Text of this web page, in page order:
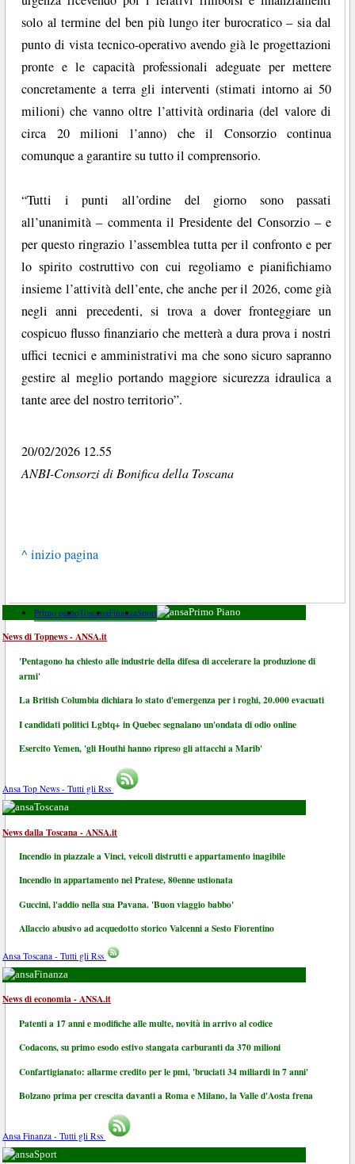
solo al termine del ben più lungo iter burocratico – sia dal
punto di vista tecnico-operativo avendo già le progettazioni
pronte e le capacità professionali adeguate per mettere
concretamente a terra gli interventi (stimati intorno ai 50
milioni) che vanno oltre l’attività ordinaria (del valore di
circa 20 milioni l’anno) che il Consorzio continua
comunque a garantire su tutto il comprensorio.
“Tutti i punti all’ordine del giorno sono passati
all’unanimità – commenta il Presidente del Consorzio – e
per questo ringrazio l’assemblea tutta per il confronto e per
lo spirito costruttivo con cui regoliamo e pianifichiamo
insieme l’attività dell’ente, che anche per il 2026, come già
negli anni precedenti, si trova a dover fronteggiare un
cospicuo flusso finanziario che metterà a dura prova i nostri
uffici tecnici e amministrativi ma che sono sicuro sapranno
gestire al meglio portando maggiore sicurezza idraulica a
tante aree del nostro territorio”.
20/02/2026 12.55
ANBI-Consorzi di Bonifica della Toscana
^ inizio pagina
Primo pianoToscanaFinanzaSport Primo Piano
News di Topnews - ANSA.it
'Pentagono ha chiesto alle industrie della difesa di accelerare la produzione di
armi'
La British Columbia dichiara lo stato d'emergenza per i roghi, 20.000 evacuati
I candidati politici Lgbtq+ in Quebec segnalano un'ondata di odio online
Esercito Yemen, 'gli Houthi hanno ripreso gli attacchi a Marib'
Ansa Top News - Tutti gli Rss
Toscana
News dalla Toscana - ANSA.it
Incendio in piazzale a Vinci, veicoli distrutti e appartamento inagibile
Incendio in appartamento nel Pratese, 80enne ustionata
Guccini, l'addio nella sua Pavana. 'Buon viaggio babbo'
Allaccio abusivo ad acquedotto storico Valcenni a Sesto Fiorentino
Ansa Toscana - Tutti gli Rss
Finanza
News di economia - ANSA.it
Patenti a 17 anni e modifiche alle multe, novità in arrivo al codice
Codacons, su primo esodo estivo stangata carburanti da 370 milioni
Confartigianato: allarme credito per le pmi, 'bruciati 34 miliardi in 7 anni'
Bolzano prima per crescita davanti a Roma e Milano, la Valle d'Aosta frena
Ansa Finanza - Tutti gli Rss
Sport